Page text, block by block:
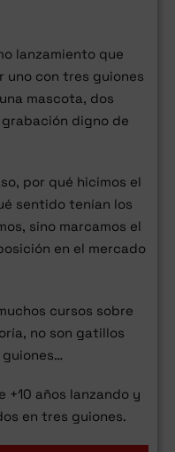
lanzamiento que
uno con tres guiones
mascota, dos
digno de
por qué hicimos el
sentido tenían los
sino marcamos el
en el mercado
cursos sobre
no son gatillos
+10 años lanzando y
en tres guiones.